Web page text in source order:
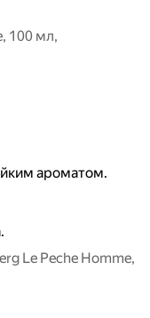
100 мл,
ароматом.
Le Peche Homme,